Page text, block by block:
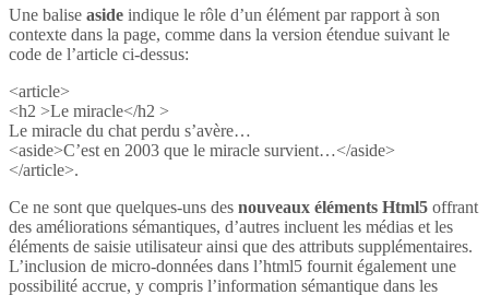
Une balise aside indique le rôle d’un élément par rapport à son
contexte dans la page, comme dans la version étendue suivant le
code de l’article ci-dessus:
<article>
<h2 >Le miracle</h2 >
Le miracle du chat perdu s’avère…
<aside>C’est en 2003 que le miracle survient…</aside>
</article>.
Ce ne sont que quelques-uns des nouveaux éléments Html5 offrant
des améliorations sémantiques, d’autres incluent les médias et les
éléments de saisie utilisateur ainsi que des attributs supplémentaires.
L’inclusion de micro-données dans l’html5 fournit également une
possibilité accrue, y compris l’information sémantique dans les